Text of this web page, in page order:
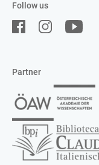
Follow us
Partner